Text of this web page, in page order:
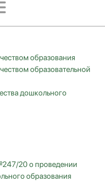
образования
образовательной
дошкольного
20 о проведении
образования